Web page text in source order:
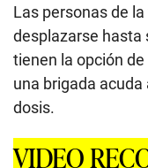
Las personas de
desplazarse hasta
tienen la opción
una brigada
dosis.
VIDEO